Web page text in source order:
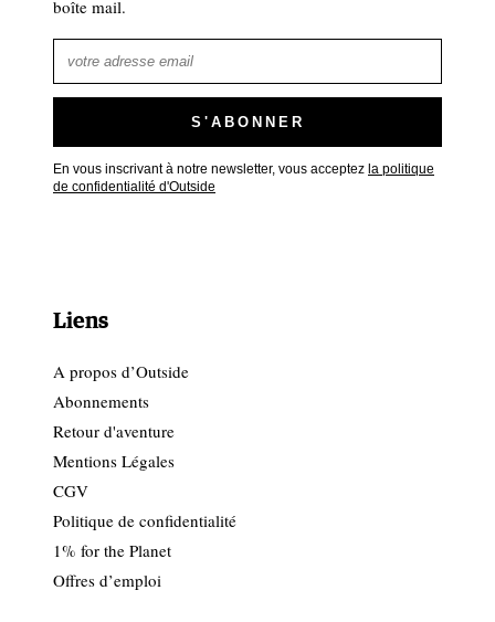
boîte mail.
En vous inscrivant à notre newsletter, vous acceptez la politique
de confidentialité d'Outside
Liens
A propos d’Outside
Abonnements
Retour d'aventure
Mentions Légales
CGV
Politique de confidentialité
1% for the Planet
Offres d’emploi